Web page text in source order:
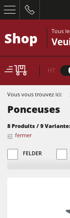
Raboteuses-
Scies
Machines
Shop Tous
HT
Vous vous trouvez ici:
Ponceuses
8 Produits / 9
fermer
FELDER